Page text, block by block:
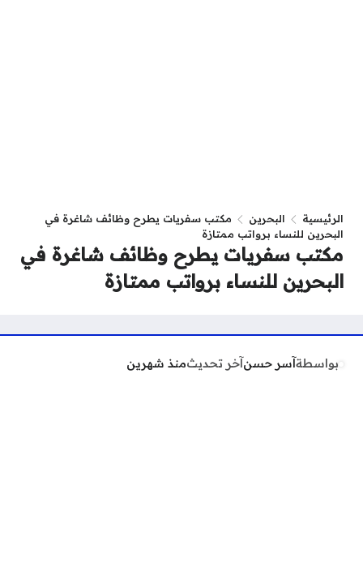
الرئيسية البحرين
مكتب سفريات يطرح وظائف شاغرة في
البحرين للنساء برواتب ممتازة
مكتب سفريات يطرح وظائف شاغرة في
البحرين للنساء برواتب ممتازة
بواسطةآسر حسنآخر تحديثمنذ شهرين